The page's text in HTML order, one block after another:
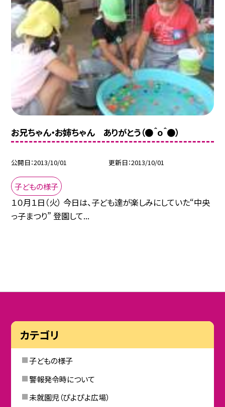
お兄ちゃん・お姉ちゃん ありがとう（●＾o＾●）
公開日 2013/10/01 更新日 2013/10/01
子どもの様子
１０月１日（火） 今日は、子ども達が楽しみにしていた“中央
っ子まつり” 登園して...
カテゴリ
子どもの様子
警報発令時について
未就園児（ぴよぴよ広場）